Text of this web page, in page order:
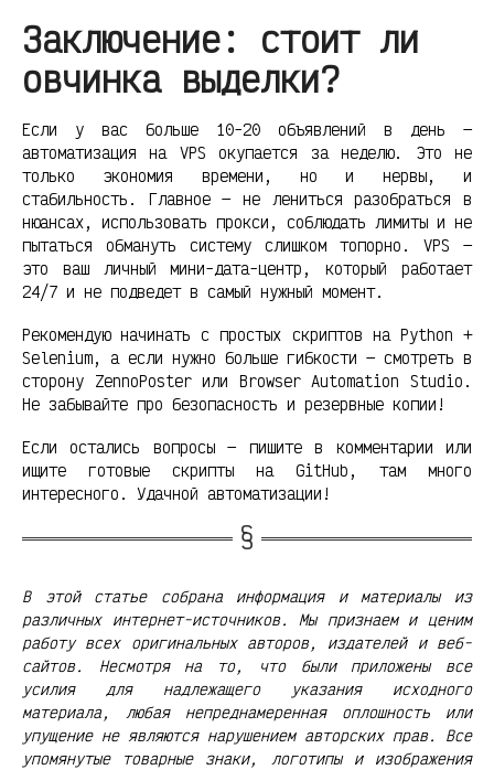
Заключение: стоит ли
овчинка выделки?
Если у вас больше 10-20 объявлений в день —
автоматизация на VPS окупается за неделю. Это не
только экономия времени, но и нервы, и
стабильность. Главное — не лениться разобраться в
нюансах, использовать прокси, соблюдать лимиты и не
пытаться обмануть систему слишком топорно. VPS —
это ваш личный мини-дата-центр, который работает
24/7 и не подведет в самый нужный момент.
Рекомендую начинать с простых скриптов на Python +
Selenium, а если нужно больше гибкости — смотреть в
сторону ZennoPoster или Browser Automation Studio.
Не забывайте про безопасность и резервные копии!
Если остались вопросы — пишите в комментарии или
ищите готовые скрипты на GitHub, там много
интересного. Удачной автоматизации!
В этой статье собрана информация и материалы из
различных интернет-источников. Мы признаем и ценим
работу всех оригинальных авторов, издателей и веб-
сайтов. Несмотря на то, что были приложены все
усилия для надлежащего указания исходного
материала, любая непреднамеренная оплошность или
упущение не являются нарушением авторских прав. Все
упомянутые товарные знаки, логотипы и изображения